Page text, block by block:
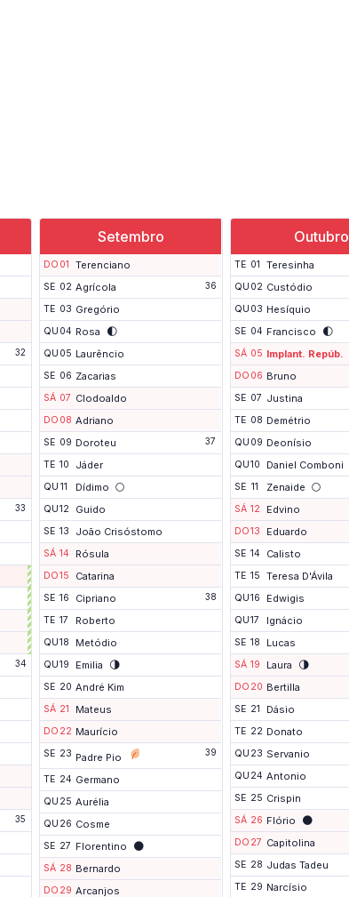
32
33
P
o
n
t
e
34
35
Setembro
DO 01 Terenciano
SE 02 Agrícola 36
TE 03 Gregório
QU 04 Rosa 🌓
QU 05 Laurêncio
SE 06 Zacarias
SÁ 07 Clodoaldo
DO 08 Adriano
SE 09 Doroteu 37
TE 10 Jáder
QU 11 Dídimo 🌕
QU12 Guido
SE 13 João Crisóstomo
SÁ 14 Rósula
DO15 Catarina
SE 16 Cipriano 38
TE 17 Roberto
QU18 Metódio
QU19 Emilia 🌗
SE 20 André Kim
SÁ 21 Mateus
DO 22 Maurício
SE 23 Padre Pio 39
TE 24 Germano
QU 25 Aurélia
QU 26 Cosme
SE 27 Florentino 🌑
SÁ 28 Bernardo
DO 29 Arcanjos
Outubro
TE 01 Teresinha
QU 02 Custódio
QU 03 Hesíquio
SE 04 Francisco 🌓
SÁ 05 Implant. Repúb.
DO 06 Bruno
SE 07 Justina
TE 08 Demétrio
QU 09 Deonísio
QU10 Daniel Comboni
SE 11 Zenaide 🌕
SÁ 12 Edvino
DO13 Eduardo
SE 14 Calisto
TE 15 Teresa D'Ávila
QU16 Edwigis
QU17 Ignácio
SE 18 Lucas
SÁ 19 Laura 🌗
DO 20 Bertilla
SE 21 Dásio
TE 22 Donato
QU 23 Servanio
QU 24 Antonio
SE 25 Crispin
SÁ 26 Flório 🌑
DO 27 Capitolina
SE 28 Judas Tadeu
TE 29 Narcísio